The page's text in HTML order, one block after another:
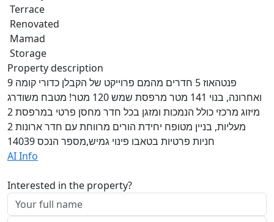
Terrace
Renovated
Mamad
Storage
Property description
פנטהאוז 5 חדרים מהמם פרוייקט של הקבלן כדורי קומה 9
ואחרונה, בנוי 141 מטר מרפסת שמש 120 מטר! מטבח משודרג
מיזוג מרכזי כולל הנמכות ומזגן בכל חדר מחסן פרטי במרפסת 2
מעליות, בניין מטופח יחידת הורים מרווחת עם חדר ארונות 2
חניות פרטיות בטאבו פינוי גמיש,מספר הנכס 14039
AI Info
Interested in the property?